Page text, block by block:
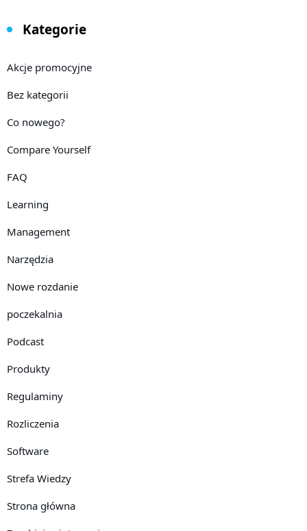
Kategorie
Akcje promocyjne
Bez kategorii
Co nowego?
Compare Yourself
FAQ
Learning
Management
Narzędzia
Nowe rozdanie
poczekalnia
Podcast
Produkty
Regulaminy
Rozliczenia
Software
Strefa Wiedzy
Strona główna